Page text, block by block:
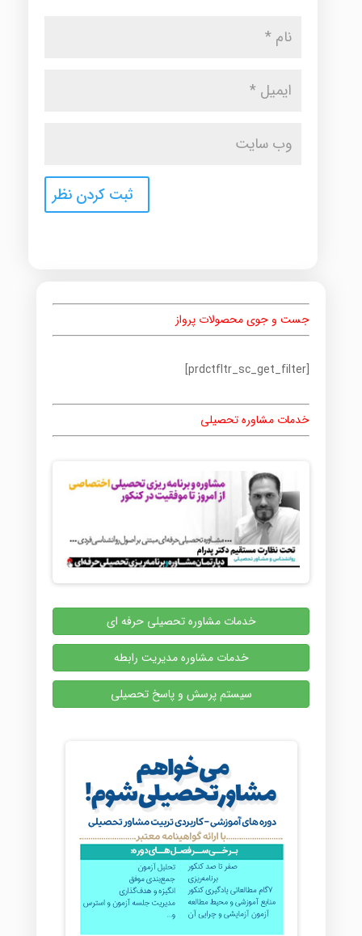
جست و جوی محصولات پرواز
[prdctfltr_sc_get_filter]
خدمات مشاوره تحصیلی
خدمات مشاوره تحصیلی حرفه ای
خدمات مشاوره مدیریت رابطه
سیستم پرسش و پاسخ تحصیلی